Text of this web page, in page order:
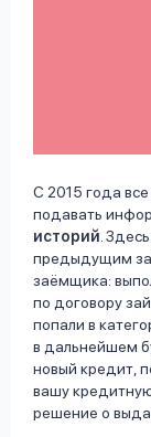
С 2015 года
подавать
историй.
предыдущим
заёмщика:
по договору
попали в
в дальнейшем
новый кредит,
вашу
решение о